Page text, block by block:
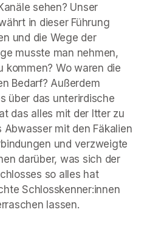
sehen? Unser
in dieser Führung
und die Wege der
musste man nehmen,
kommen? Wo waren die
Bedarf? Außerdem
über das unterirdische
das alles mit der Itter zu
mit den Fäkalien
und verzweigte
darüber, was sich der
so alles hat
Schlosskenner:innen
lassen.